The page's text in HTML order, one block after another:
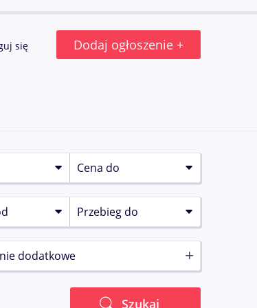
się Dodaj ogłoszenie +
dodatkowe
Szukaj